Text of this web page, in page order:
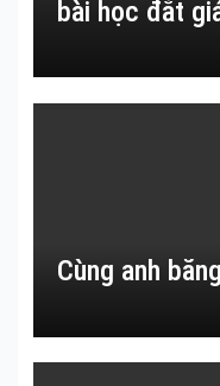
bài học đắt
Cùng anh